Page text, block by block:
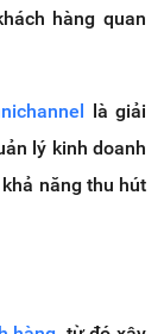
hàng quan
là giải
lý kinh doanh
năng thu hút